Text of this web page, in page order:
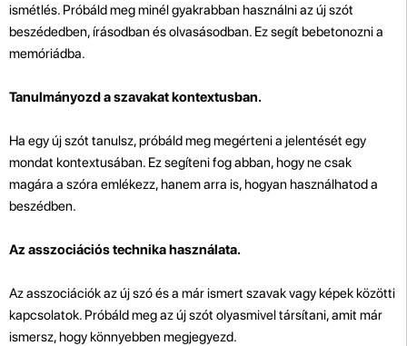
ismétlés. Próbáld meg minél gyakrabban használni az új szót
beszédedben, írásodban és olvasásodban. Ez segít bebetonozni a
memóriádba.
Tanulmányozd a szavakat kontextusban.
Ha egy új szót tanulsz, próbáld meg megérteni a jelentését egy
mondat kontextusában. Ez segíteni fog abban, hogy ne csak
magára a szóra emlékezz, hanem arra is, hogyan használhatod a
beszédben.
Az asszociációs technika használata.
Az asszociációk az új szó és a már ismert szavak vagy képek közötti
kapcsolatok. Próbáld meg az új szót olyasmivel társítani, amit már
ismersz, hogy könnyebben megjegyezd.